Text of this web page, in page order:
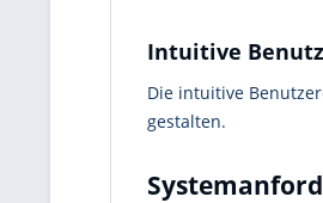
Intuitive
Die intuitive
gestalten.